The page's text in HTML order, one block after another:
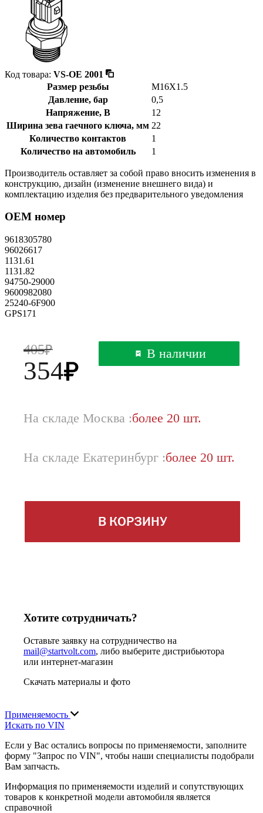
Код товара: VS-OE 2001
Размер резьбы
M16X1.5
Давление, бар
0,5
Напряжение, В
12
Ширина зева гаечного ключа, мм 22
Количество контактов
1
Количество на автомобиль
1
Производитель оставляет за собой право вносить изменения в
конструкцию, дизайн (изменение внешнего вида) и
комплектацию изделия без предварительного уведомления
OEM номер
9618305780
96026617
1131.61
1131.82
94750-29000
9600982080
25240-6F900
GPS171
405
354
В наличии
На складе Москва :более 20 шт.
На складе Екатеринбург :более 20 шт.
В КОРЗИНУ
Хотите сотрудничать?
Оставьте заявку на сотрудничество на
mail@startvolt.com, либо выберите дистрибьютора
или интернет-магазин
Скачать материалы и фото
Применяемость
Искать по VIN
Если у Вас остались вопросы по применяемости, заполните
форму "Запрос по VIN", чтобы наши специалисты подобрали
Вам запчасть.
Информация по применяемости изделий и сопутствующих
товаров к конкретной модели автомобиля является
справочной